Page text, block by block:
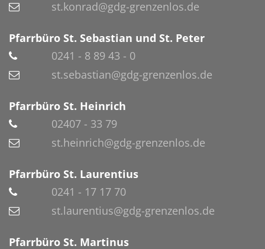
st.konrad@gdg-grenzenlos.de
Pfarrbüro St. Sebastian und St. Peter
0241 - 8 89 43 - 0
st.sebastian@gdg-grenzenlos.de
Pfarrbüro St. Heinrich
02407 - 33 79
st.heinrich@gdg-grenzenlos.de
Pfarrbüro St. Laurentius
0241 - 17 17 70
st.laurentius@gdg-grenzenlos.de
Pfarrbüro St. Martinus